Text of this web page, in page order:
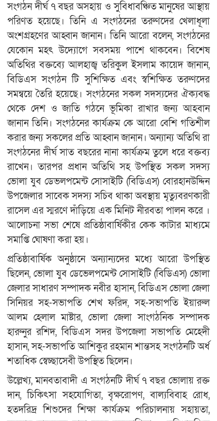
সংগঠন দীর্ঘ ৭ বছর অসহায় ও সুবিধাবঞ্চিত মানুষের আস্থায়
পরিণত হয়েছে। তিনি এ সংগঠনের তরুণদের খেলাধূলা
অংশগ্রহণের আহ্বান জানান। তিনি আরো বলেন, সংগঠনের
যেকোন মহৎ উদ্যোগে সবসময় পাশে থাকবেন। বিশেষ
অতিথির বক্তব্যে আলহাজ্ব তরিকুল ইসলাম কায়েদ জানান,
বিডিএস সংগঠন টি সুশিক্ষিত এবং স্বশিক্ষিত তরুণদের
সমন্বয়ে তৈরি হয়েছে। সংগঠনের সকল সদস্যদের ঐক্যবদ্ধ
থেকে দেশ ও জাতি গঠনে ভূমিকা রাখার জন্য আহবান
জানান তিনি। সংগঠনের কার্যক্রম কে আরো বেশি গতিশীল
করার জন্য সকলের প্রতি আহ্বান জানান। অন্যান্য অতিথি রা
সংগঠনের দীর্ঘ সাত বছরের নানা কার্যক্রম তুলে ধরে বক্তব্য
রাখেন। তারপর প্রধান অতিথি সহ উপস্থিত সকল সদস্য
ভোলা যুব ডেভলপমেন্ট সোসাইটি (বিডিএস) বোরহানউদ্দিন
উপজেলার সাবেক সদস্য সচিব থাকা অবস্থায় মৃত্যুবরণকারী
রাসেল এর স্মরণে দাঁড়িয়ে এক মিনিট নীরবতা পালন করে ।
আলোচনা সভা শেষে প্রতিষ্ঠাবার্ষিকীর কেক কাটার মাধ্যমে
সমাপ্তি ঘোষণা করা হয়।
প্রতিষ্ঠাবার্ষিক অনুষ্ঠানে অন্যান্যদের মধ্যে আরো উপস্থিত
ছিলেন, ভোলা যুব ডেভেলপমেন্ট সোসাইটি (বিডিএস) ভোলা
জেলার সাধারণ সম্পাদক নবীর হাসান, বিডিএস ভোলা জেলা
সিনিয়র সহ-সভাপতি শেখ ফরিদ, সহ-সভাপতি ইয়ারুল
আলম হেলাল মাষ্টার, ভোলা জেলা সাংগঠনিক সম্পাদক
হারুনুর রশিদ, বিডিএস সদর উপজেলা সভাপতি মেহেদী
হাসান, সহ-সভাপতি আশিকুর রহমান শান্তসহ সংগঠনটি অর্ধ
শতাধিক স্বেচ্ছাসেবী উপস্থিত ছিলেন।
উল্লেখ্য, মানবতাবাদী এ সংগঠনটি দীর্ঘ ৭ বছর ভোলায় রক্ত
দান, চিকিৎসা সহযোগিতা, বৃক্ষরোপণ, বাল্যবিবাহ রোধ,
হতদরিদ্র শিশুদের শিক্ষা কার্যক্রম পরিচালনায় সহায়তা,